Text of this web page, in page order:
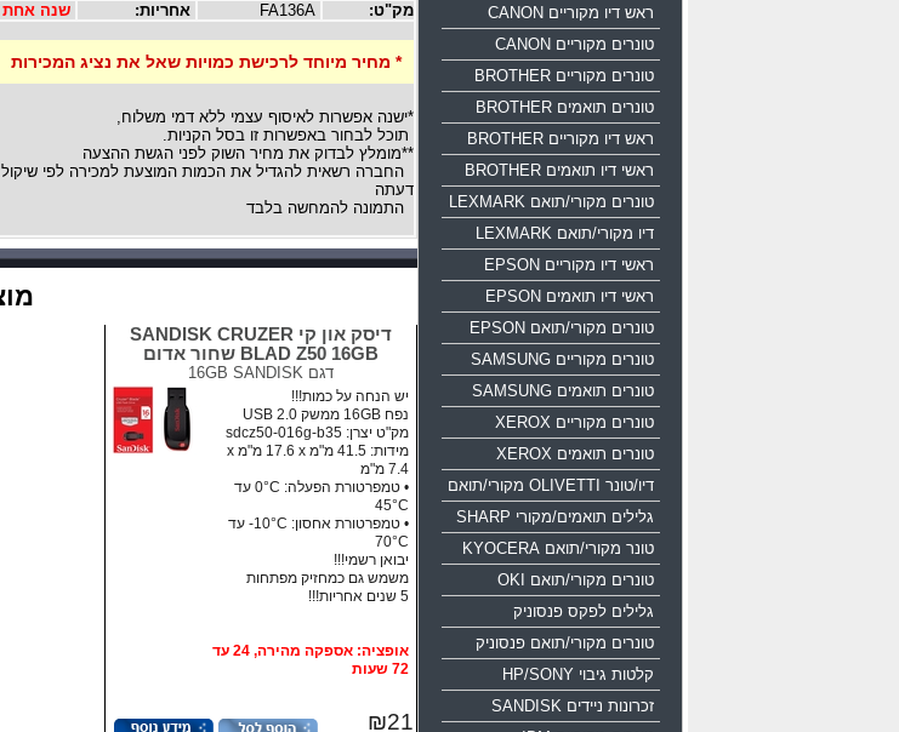
מק"ט:
אחריות: שנה אחת
* מחיר מיוחד לרכישת כמויות שאל את נציג המכירות
*ישנה אפשרות לאיסוף עצמי ללא דמי משלוח,
תוכל לבחור באפשרות זו בסל הקניות.
**מומלץ לבדוק את מחיר השוק לפני הגשת ההצעה
החברה רשאית להגדיל את הכמות המוצעת למכירה לפי שיקול
דעתה
התמונה להמחשה בלבד
דיסק און קי SANDISK CRUZER
BLAD Z50 16GB שחור אדום
דגם 16GB SANDISK
יש הנחה על כמות!!!
נפח 16GB ממשק USB 2.0
מק"ט יצרן: sdcz50-016g-b35
מידות: ‏41.5 מ"מ x ‏17.6 מ"מ x
• טמפרטורת הפעלה: ‏0°C עד
45°C
• טמפרטורת אחסון:‏ 10°C- עד
70°C
יבואן רשמי!!!
משמש גם כמחזיק מפתחות
5 שנים אחריות!!!
אופציה: אספקה מהירה, 24 עד
72 שעות
₪21
ראש דיו מקוריים CANON
טונרים מקוריים CANON
טונרים מקוריים BROTHER
טונרים תואמים BROTHER
ראש דיו מקוריים BROTHER
ראשי דיו תואמים BROTHER
טונרים מקורי/תואם LEXMARK
דיו מקורי/תואם LEXMARK
ראשי דיו מקוריים EPSON
ראשי דיו תואמים EPSON
טונרים מקורי/תואם EPSON
טונרים מקוריים SAMSUNG
טונרים תואמים SAMSUNG
טונרים מקוריים XEROX
טונרים תואמים XEROX
דיו/טונר OLIVETTI מקורי/תואם
גלילים תואמים/מקורי SHARP
טונר מקורי/תואם KYOCERA
טונרים מקורי/תואם OKI
גלילים לפקס פנסוניק
טונרים מקורי/תואם פנסוניק
קלטות גיבוי HP/SONY
זכרונות ניידים SANDISK